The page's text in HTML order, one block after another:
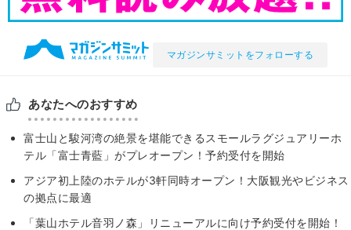
マガジンサミットをフォローする
あなたへのおすすめ
富士山と駿河湾の絶景を堪能できるスモールラグジュアリーホ
テル「富士青藍」がプレオープン！予約受付を開始
アジア初上陸のホテルが3軒同時オープン！大阪観光やビジネス
の拠点に最適
「葉山ホテル音羽ノ森」リニューアルに向け予約受付を開始！